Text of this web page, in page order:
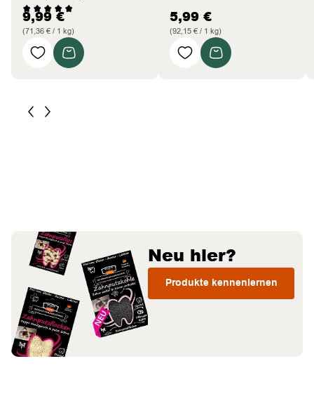
9,99€
(71,36 € / 1 kg)
5,99 €
(92,15 € / 1 kg)
Neu hier?
Produkte kennenlernen